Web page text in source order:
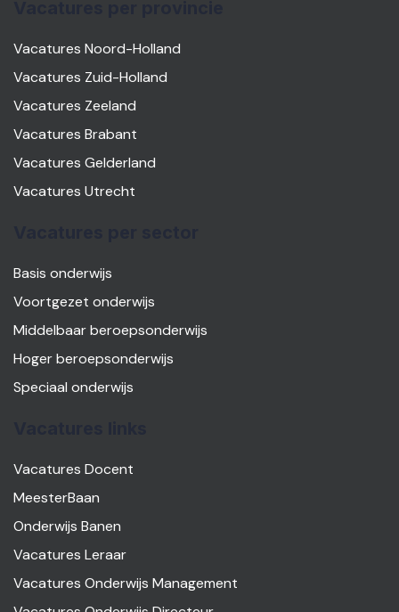
Vacatures Noord-Holland
Vacatures Zuid-Holland
Vacatures Zeeland
Vacatures Brabant
Vacatures Gelderland
Vacatures Utrecht
Basis onderwijs
Voortgezet onderwijs
Middelbaar beroepsonderwijs
Hoger beroepsonderwijs
Speciaal onderwijs
Vacatures Docent
MeesterBaan
Onderwijs Banen
Vacatures Leraar
Vacatures Onderwijs Management